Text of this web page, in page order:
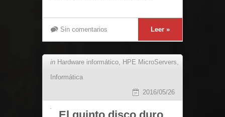
Sin comentarios Leer »
in Hardware informático, HPE MicroServers,
Informática
2016/05/26